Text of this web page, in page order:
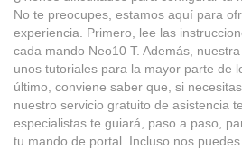
No te preocupes, estamos aquí para
experiencia. Primero, lee las
cada mando Neo10 T. Además,
unos tutoriales para la mayor parte de
último, conviene saber que, si
nuestro servicio gratuito de asistencia
especialistas te guiará, paso a paso,
tu mando de portal. Incluso nos